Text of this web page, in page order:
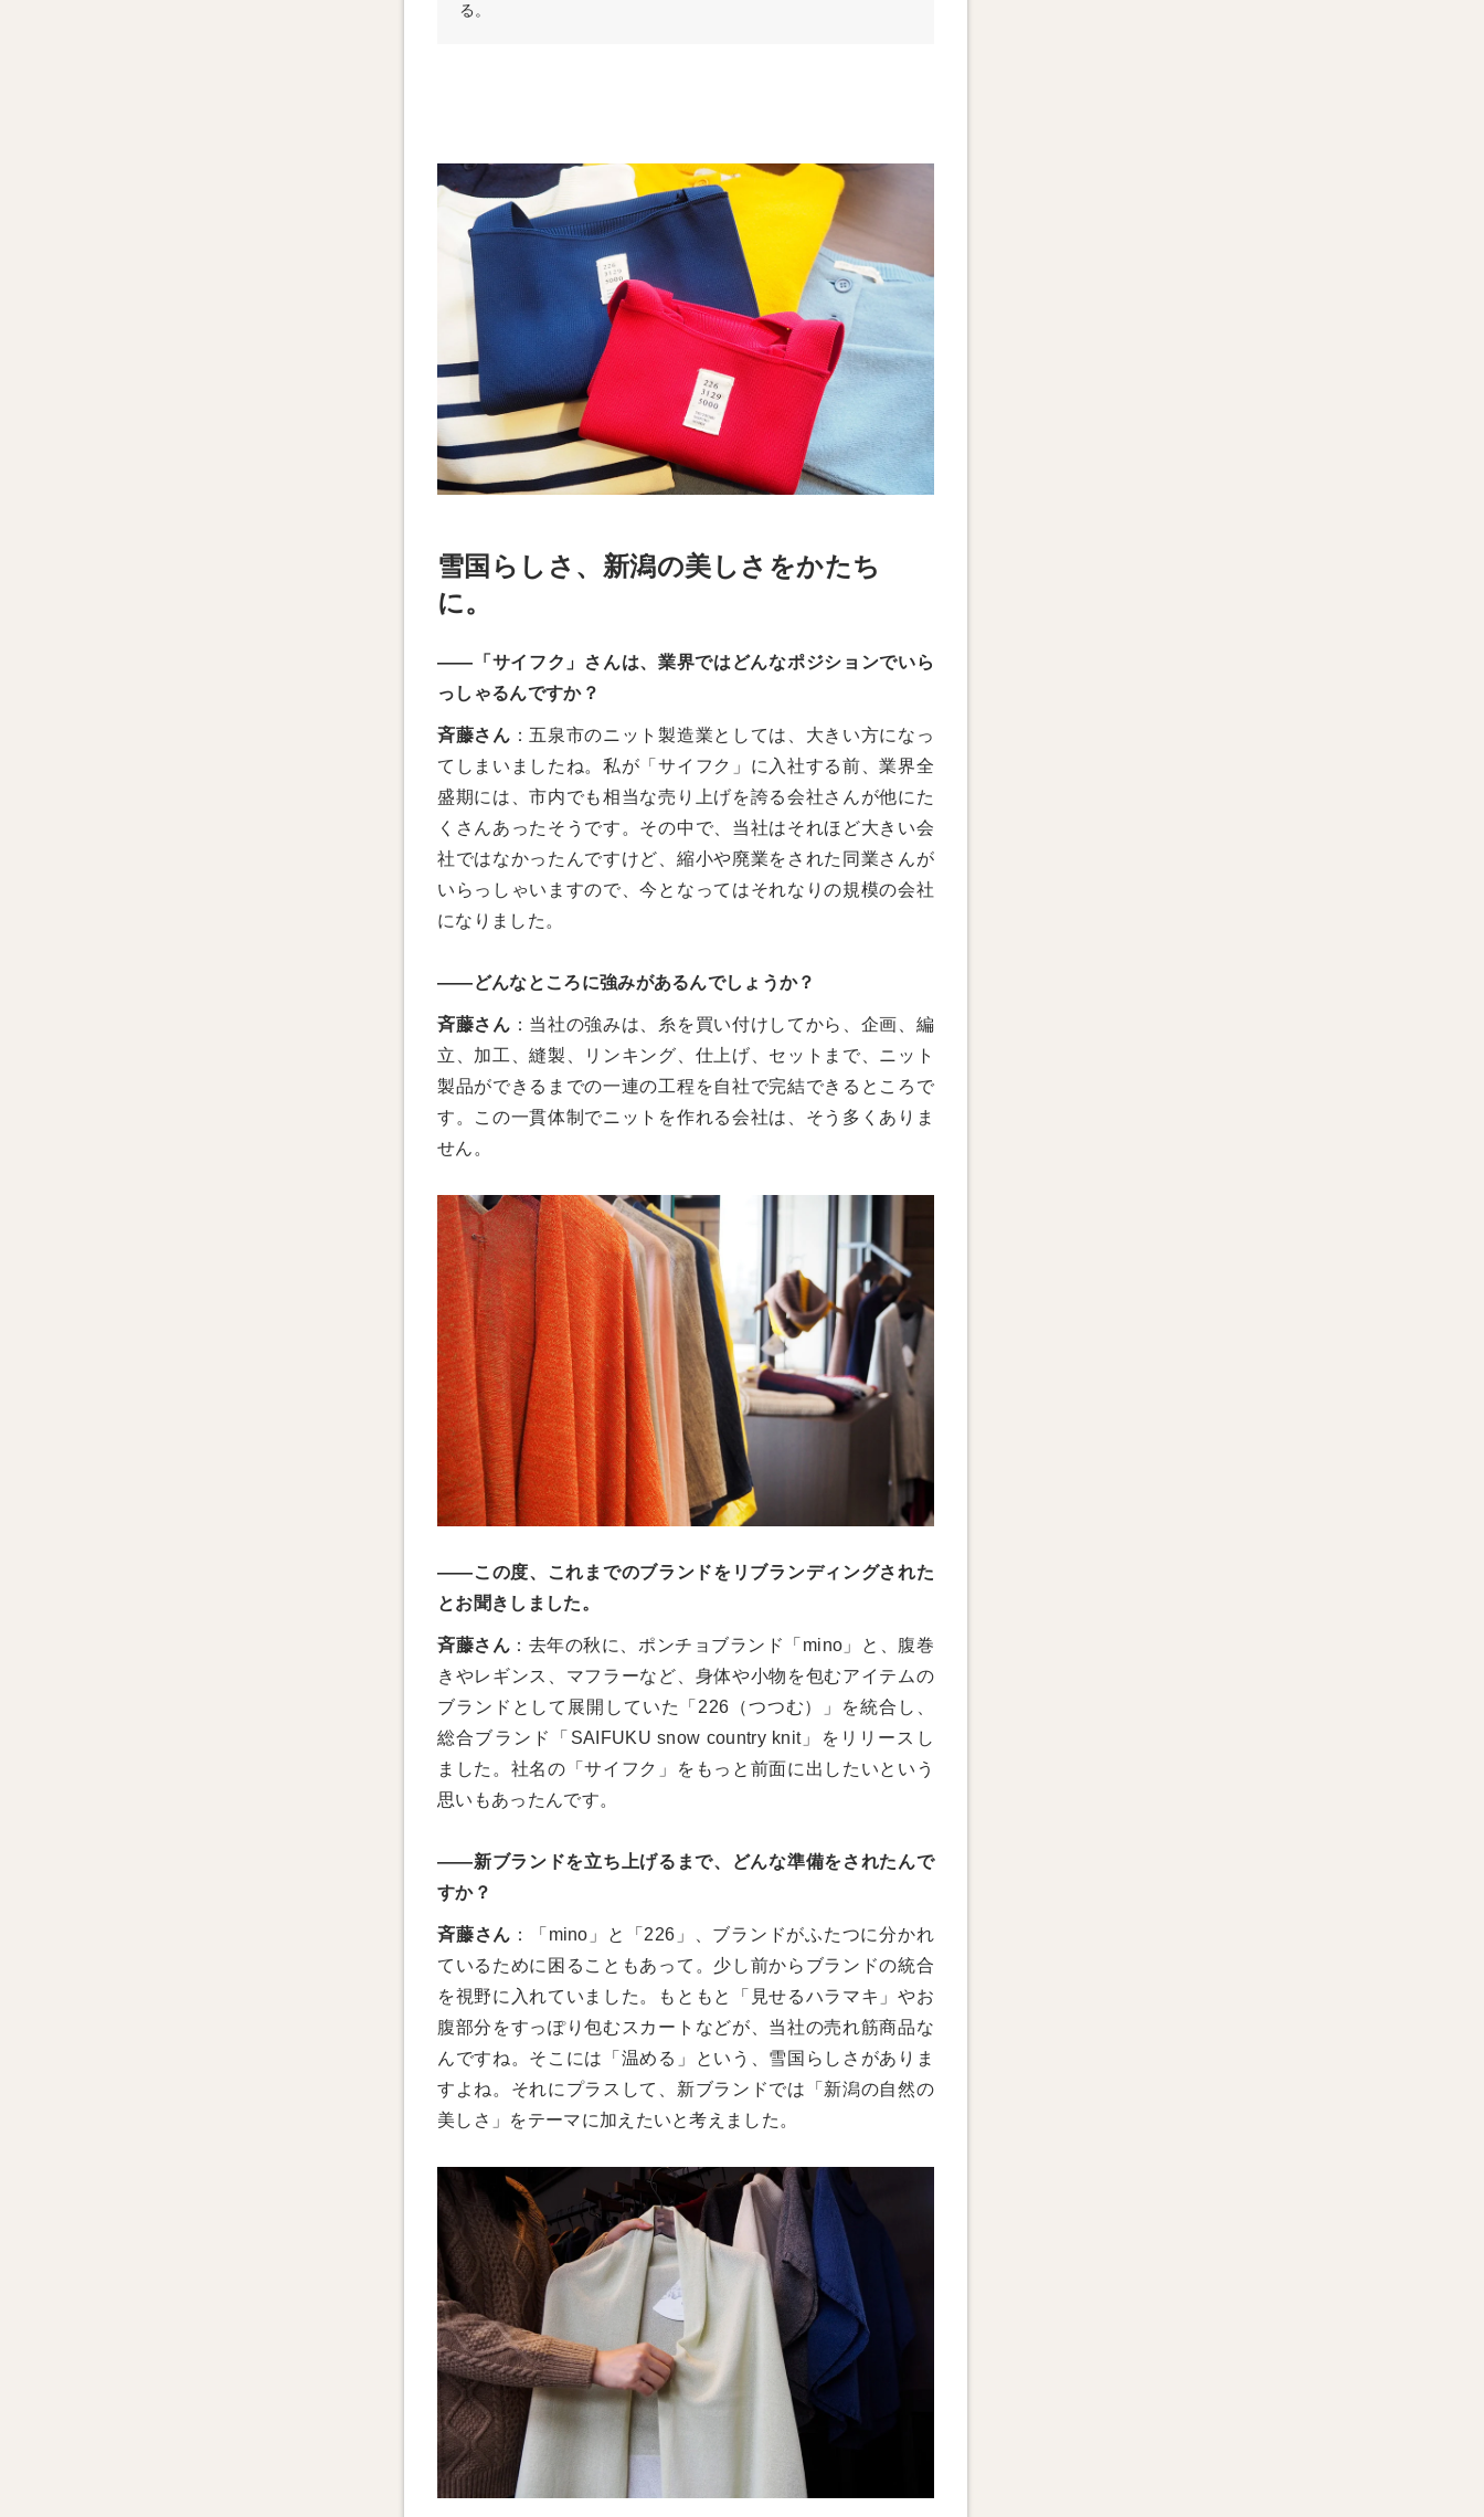
る。
雪国らしさ、新潟の美しさをかたち
に。
――「サイフク」さんは、業界ではどんなポジションでいら
っしゃるんですか？
斉藤さん ：五泉市のニット製造業としては、大きい方になっ
てしまいましたね。私が「サイフク」に入社する前、業界全
盛期には、市内でも相当な売り上げを誇る会社さんが他にた
くさんあったそうです。その中で、当社はそれほど大きい会
社ではなかったんですけど、縮小や廃業をされた同業さんが
いらっしゃいますので、今となってはそれなりの規模の会社
になりました。
――どんなところに強みがあるんでしょうか？
斉藤さん ：当社の強みは、糸を買い付けしてから、企画、編
立、加工、縫製、リンキング、仕上げ、セットまで、ニット
製品ができるまでの一連の工程を自社で完結できるところで
す。この一貫体制でニットを作れる会社は、そう多くありま
せん。
――この度、これまでのブランドをリブランディングされた
とお聞きしました。
斉藤さん ：去年の秋に、ポンチョブランド「mino」と、腹巻
きやレギンス、マフラーなど、身体や小物を包むアイテムの
ブランドとして展開していた「226（つつむ）」を統合し、
総合ブランド「SAIFUKU snow country knit」をリリースし
ました。社名の「サイフク」をもっと前面に出したいという
思いもあったんです。
――新ブランドを立ち上げるまで、どんな準備をされたんで
すか？
斉藤さん ：「mino」と「226」、ブランドがふたつに分かれ
ているために困ることもあって。少し前からブランドの統合
を視野に入れていました。もともと「見せるハラマキ」やお
腹部分をすっぽり包むスカートなどが、当社の売れ筋商品な
んですね。そこには「温める」という、雪国らしさがありま
すよね。それにプラスして、新ブランドでは「新潟の自然の
美しさ」をテーマに加えたいと考えました。